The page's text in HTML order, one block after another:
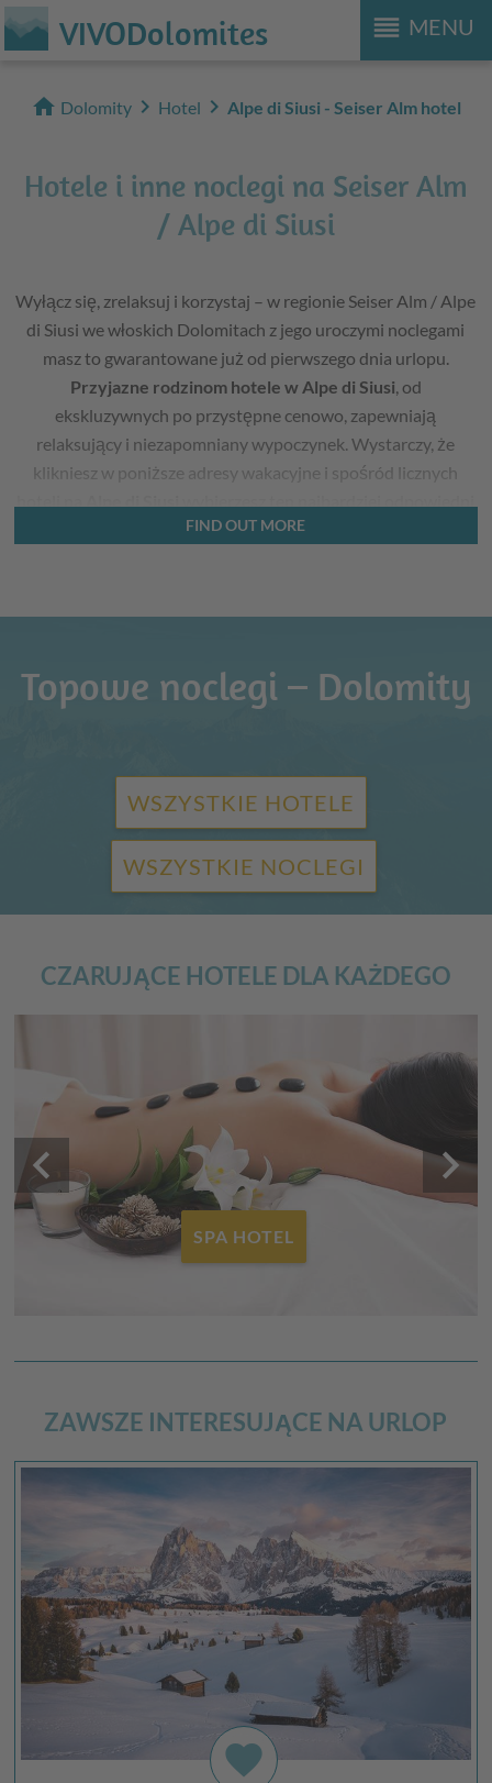
reorder MENU
VIVODolomites
home Dolomity chevron_right Hotel chevron_right Alpe di Siusi - Seiser Alm hotel
Hotele i inne noclegi na Seiser Alm
/ Alpe di Siusi
Wyłącz się, zrelaksuj i korzystaj – w regionie Seiser Alm / Alpe
di Siusi we włoskich Dolomitach z jego uroczymi noclegami
masz to gwarantowane już od pierwszego dnia urlopu.
Przyjazne rodzinom hotele w Alpe di Siusi, od
ekskluzywnych po przystępne cenowo, zapewniają
relaksujący i niezapomniany wypoczynek. Wystarczy, że
klikniesz w poniższe adresy wakacyjne i spośród licznych
dla siebie.
FIND OUT MORE
Topowe noclegi – Dolomity
WSZYSTKIE HOTELE
WSZYSTKIE NOCLEGI
CZARUJĄCE HOTELE DLA KAŻDEGO
SPA HOTEL
keyboard_arrow_left keyboard_arrow_right
ZAWSZE INTERESUJĄCE NA URLOP
favorite